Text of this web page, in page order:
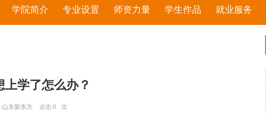
学院简介 专业设置 师资力量 学生作品 就业服务
上学了怎么办？
山东新东方 点击:0 次